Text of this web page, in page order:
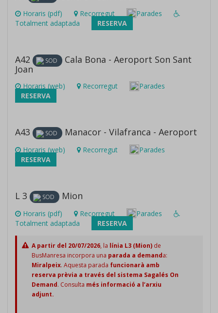
Horaris (pdf) Recorregut
Parades
Totalment adaptada
RESERVA
A42 SOD
Cala Bona - Aeroport Son Sant
Joan
Horaris (web) Recorregut
Parades
RESERVA
A43 SOD Manacor - Vilafranca - Aeroport
Horaris (web) Recorregut
Parades
RESERVA
L 3 SOD Mion
Horaris (pdf) Recorregut
Parades
Totalment adaptada
RESERVA
A partir del 20/07/2026, la línia L3 (Mion) de
BusManresa incorpora una parada a demanda:
Miralpeix. Aquesta parada funcionarà amb
reserva prèvia a través del sistema Sagalés On
Demand. Consulta més informació a l’arxiu
adjunt.